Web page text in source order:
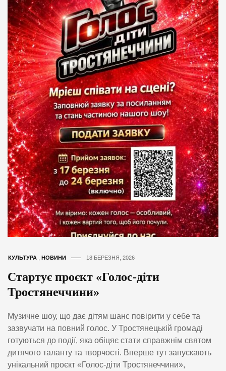
КУЛЬТУРА НОВИНИ 18 БЕРЕЗНЯ, 2026
Стартує проєкт «Голос-діти
Тростянеччини»
Музичне шоу, що дає дітям шанс повірити у себе та
зазвучати на повний голос. У Тростянецькій громаді
готуються до події, яка обіцяє стати справжнім святом
дитячого таланту та творчості. Вперше тут запускають
унікальний проєкт «Голос-діти Тростянеччини»,